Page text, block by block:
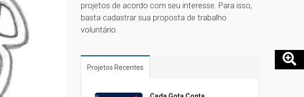
projetos de acordo com seu interesse. Para isso,
basta cadastrar sua proposta de trabalho
voluntário.
Projetos Recentes